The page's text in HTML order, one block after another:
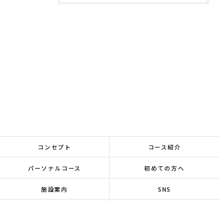
コンセプト コース紹介
パーソナルコース 初めての方へ
施設案内 SNS